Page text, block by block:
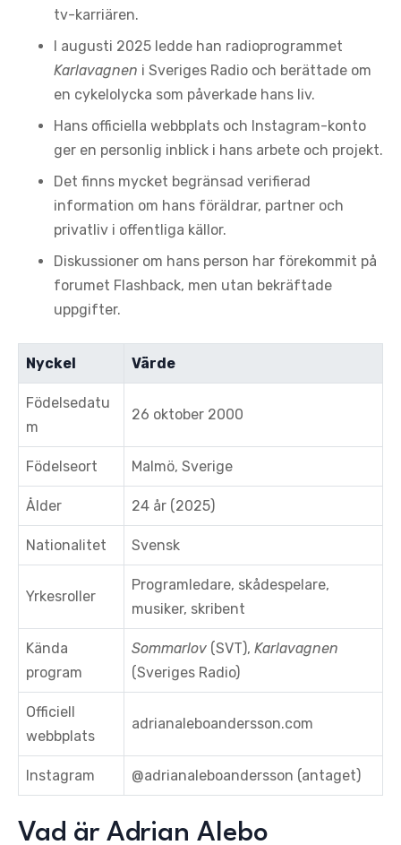
tv-karriären.
I augusti 2025 ledde han radioprogrammet
Karlavagnen i Sveriges Radio och berättade om
en cykelolycka som påverkade hans liv.
Hans officiella webbplats och Instagram-konto
ger en personlig inblick i hans arbete och projekt.
Det finns mycket begränsad verifierad
information om hans föräldrar, partner och
privatliv i offentliga källor.
Diskussioner om hans person har förekommit på
forumet Flashback, men utan bekräftade
uppgifter.
Nyckel Värde
Födelsedatu
m
26 oktober 2000
Födelseort Malmö, Sverige
Ålder 24 år (2025)
Nationalitet Svensk
Yrkesroller
Programledare, skådespelare,
musiker, skribent
Kända
program
Sommarlov (SVT), Karlavagnen
(Sveriges Radio)
Officiell
webbplats
adrianaleboandersson.com
Instagram @adrianaleboandersson (antaget)
Vad är Adrian Alebo